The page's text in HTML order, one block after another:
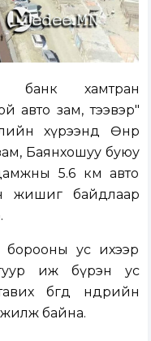
банк хамтран
авто зам, тээвэр"
хүрээнд Өнөр
Баянхошуу буюу
5.6 км авто
жишиг байдлаар
ус ихээр
иж бүрэн ус
бөгөөд өнөөдрийн
байна.